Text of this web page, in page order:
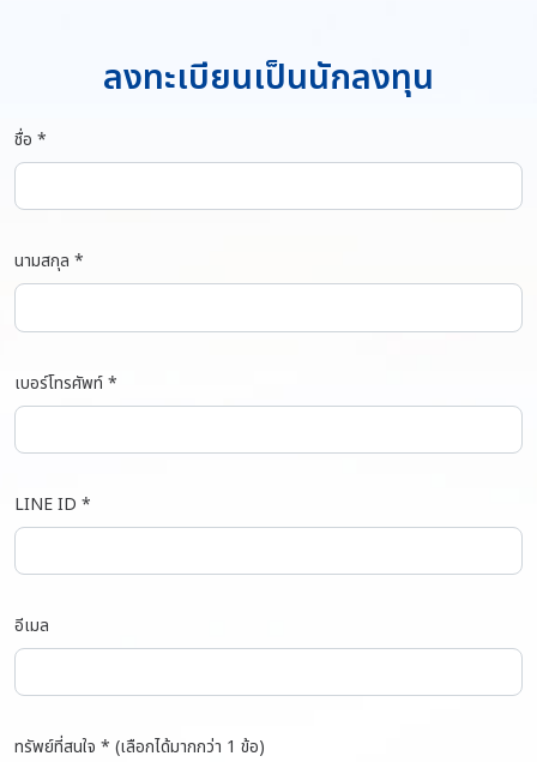
ลงทะเบียนเป็นนักลงทุน
ชื่อ *
นามสกุล *
เบอร์โทรศัพท์ *
LINE ID *
อีเมล
ทรัพย์ที่สนใจ * (เลือกได้มากกว่า 1 ข้อ)